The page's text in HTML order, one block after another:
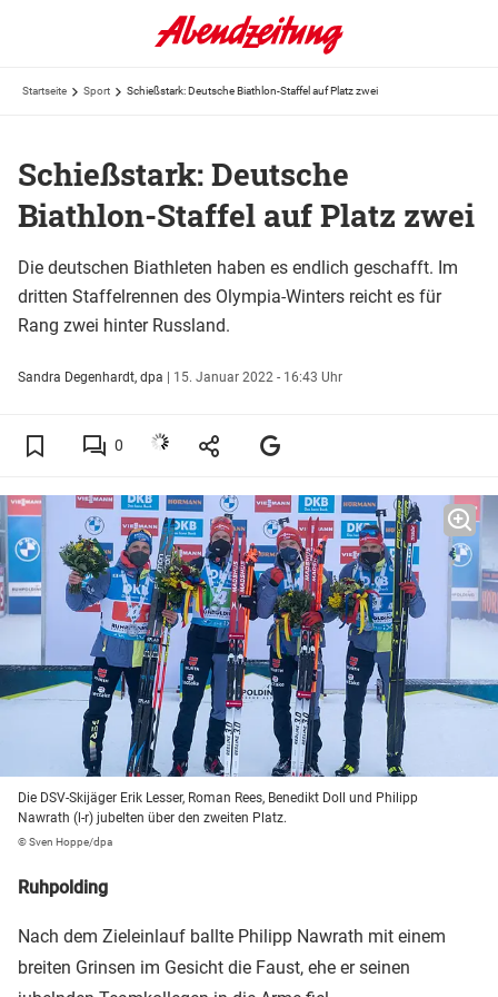
Startseite Sport Schießstark: Deutsche Biathlon-Staffel auf Platz zwei
Schießstark: Deutsche
Biathlon-Staffel auf Platz zwei
Die deutschen Biathleten haben es endlich geschafft. Im
dritten Staffelrennen des Olympia-Winters reicht es für
Rang zwei hinter Russland.
Sandra Degenhardt, dpa | 15. Januar 2022 - 16:43 Uhr
0
Die DSV-Skijäger Erik Lesser, Roman Rees, Benedikt Doll und Philipp
Nawrath (l-r) jubelten über den zweiten Platz.
© Sven Hoppe/dpa
Ruhpolding
Nach dem Zieleinlauf ballte Philipp Nawrath mit einem
breiten Grinsen im Gesicht die Faust, ehe er seinen